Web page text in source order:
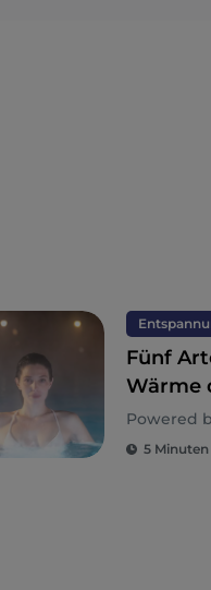
Fünf
Wärme
Abano
Powered
5 Minuten